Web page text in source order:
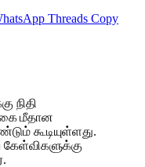
Threads Copy
நிதி
மீதான
கூடியுள்ளது.
கேள்விகளுக்கு